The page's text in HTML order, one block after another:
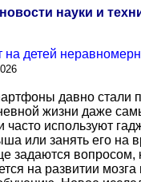
науки и
детей
давно стали
жизни даже
часто используют
или занять его на
задаются вопросом,
на развитии